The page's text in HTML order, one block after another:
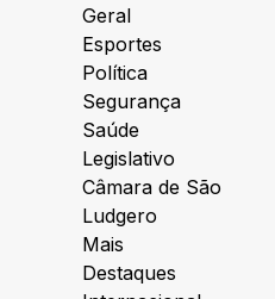
Geral
Esportes
Política
Segurança
Saúde
Legislativo
Câmara de São
Ludgero
Mais
Destaques